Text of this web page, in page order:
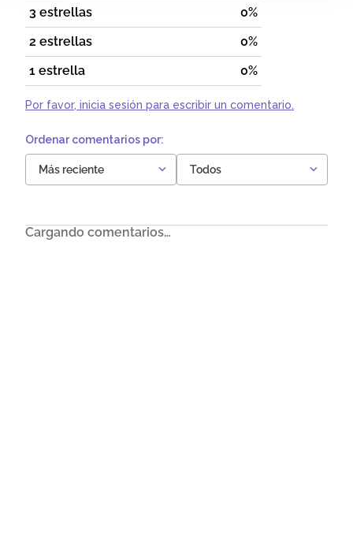
3 estrellas
0%
2 estrellas
0%
1 estrella
0%
Por favor, inicia sesión para escribir un comentario.
Más reciente Todos
Cargando comentarios…